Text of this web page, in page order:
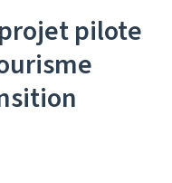
pilote